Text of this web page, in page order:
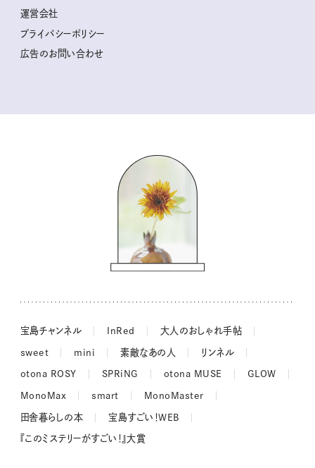
猫と一緒に心地いい暮らし
豆柴・まもるくんの旅日記
柳沢小実さんのお散歩するようなゆるり旅
valoさんのかわいいもの探し
ノーラのフィンランド旅気分
吉田羊さんの着物と12のアソビゴコロ
長谷川あかりさんの今週もお疲れ様つまみ
運営会社
プライバシーポリシー
広告のお問い合わせ
宝島チャンネル InRed 大人のおしゃれ手帖
sweet mini 素敵なあの人 リンネル
otona ROSY SPRiNG otona MUSE GLOW
MonoMax smart MonoMaster
田舎暮らしの本 宝島すごい！WEB
『このミステリーがすごい！』大賞